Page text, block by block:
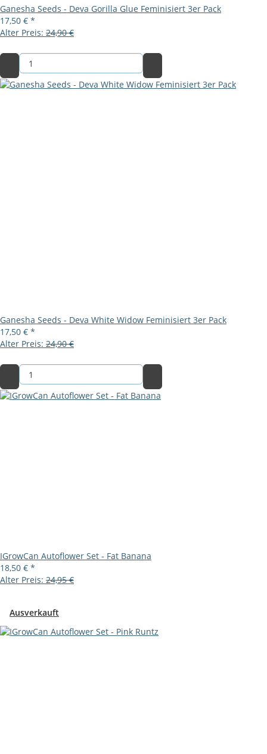
Ganesha Seeds - Deva Gorilla Glue Feminisiert 3er Pack
17,50 € *
Alter Preis: 24,90 €
Ganesha Seeds - Deva White Widow Feminisiert 3er Pack
17,50 € *
Alter Preis: 24,90 €
IGrowCan Autoflower Set - Fat Banana
18,50 € *
Alter Preis: 24,95 €
Ausverkauft